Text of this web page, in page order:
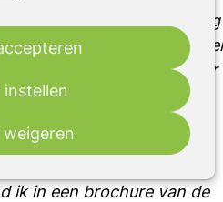
instellen
weigeren
betrapt dat ik mij te weinig
was. Ze had ook al wel
dat ik weinig praatte over
me voelde.
ik in een brochure van de